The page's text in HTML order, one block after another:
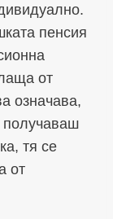
пенсия
от
означава,
получаваш
тя се
от